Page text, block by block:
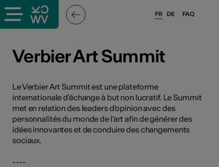
FAQ
FR DE
Verbier Art Summit
Le Verbier Art Summit est une plateforme
internationale d'échange à but non lucratif. Le Summit
met en relation des leaders d'opinion avec des
personnalités du monde de l'art afin de générer des
idées innovantes et de conduire des changements
sociaux.
----